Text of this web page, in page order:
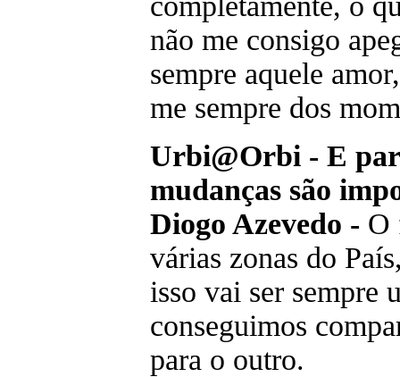
não me consigo
sempre aquele
me sempre dos
Urbi@Orbi - E
mudanças são
Diogo Azevedo - O
várias zonas do
isso vai ser sempre
conseguimos
para o outro.